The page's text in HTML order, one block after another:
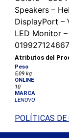
Speakers –
DisplayPort –
LED Monitor
Atributos del
Peso
5,09 kg
ONLINE
10
MARCA
LENOVO
POLÍTICAS DE